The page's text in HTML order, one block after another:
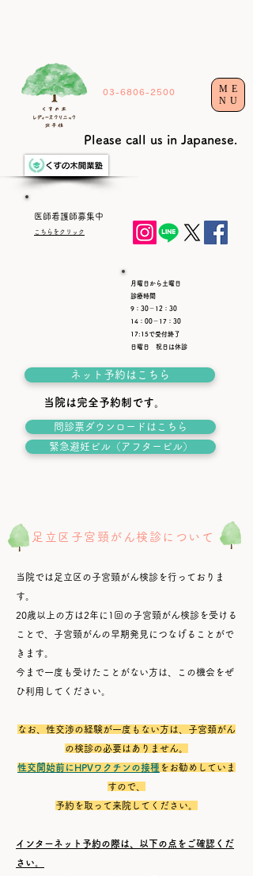
ネット予約はこちら
03-6806-2500
月曜日から土曜日
診療時間
9：30－12：30
14：00－17：30
17:15で受付終了
日曜日 祝日は休診
​医師看護師募集中​
こちらをクリック
当院は完全予約制です。
Please call us in Japanese.
問診票ダウンロードはこちら
緊急避妊ピル（アフターピル）
ME
NU
足立区子宮頸がん検診について
当院では足立区の子宮頸 がん検診を行っておりま
す。
20歳以上の方は2年に1回の子宮頸がん検診を受ける
ことで、子宮頸がんの早期発見につなげることがで
きます。
今まで一度も受けたことがない方は、この機会をぜ
ひ利用してください。
なお、性交渉の経験が一度もない方は、子宮頚がん
の検診の必要はありません。
性交開始前にHPVワクチンの接種 をお勧めしていま
すので、
予約を取って来院してください。
インターネット予約の際は、以下の点をご確認くだ
さい。